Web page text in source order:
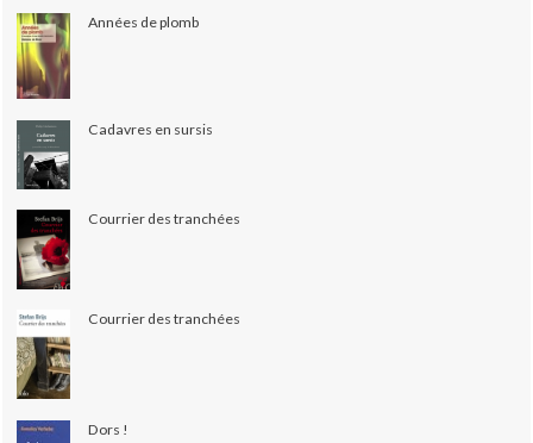
Années de plomb
Cadavres en sursis
Courrier des tranchées
Courrier des tranchées
Dors !